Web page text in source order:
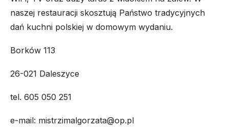
naszej restauracji skosztują Państwo tradycyjnych
dań kuchni polskiej w domowym wydaniu.
Borków 113
26-021 Daleszyce
tel. 605 050 251
e-mail: mistrzimalgorzata@op.pl